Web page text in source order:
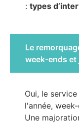
: types
Le
week-ends et
Oui, le
l'année,
Une